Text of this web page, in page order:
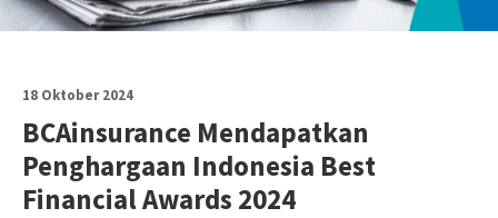
18 Oktober 2024
BCAinsurance Mendapatkan
Penghargaan Indonesia Best
Financial Awards 2024